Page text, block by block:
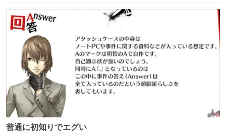
ト
数
数
普通に初知りでエグい